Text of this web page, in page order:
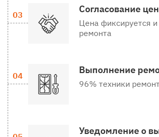
Согласование
Цена фиксируется
ремонта
Выполнение
96% техники
Уведомление о